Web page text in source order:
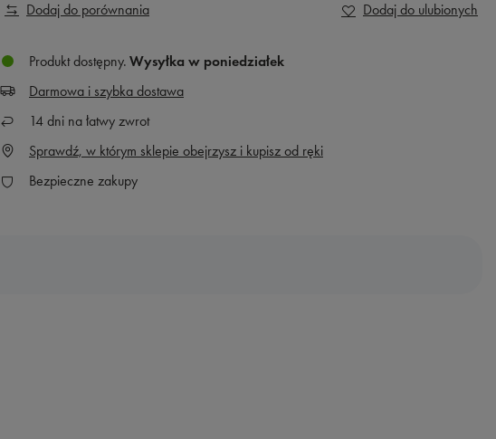
Dodaj do porównania Dodaj do ulubionych
Produkt dostępny Wysyłka w poniedziałek
Darmowa i szybka dostawa
14 dni na łatwy zwrot
Sprawdź, w którym sklepie obejrzysz i kupisz od ręki
Bezpieczne zakupy